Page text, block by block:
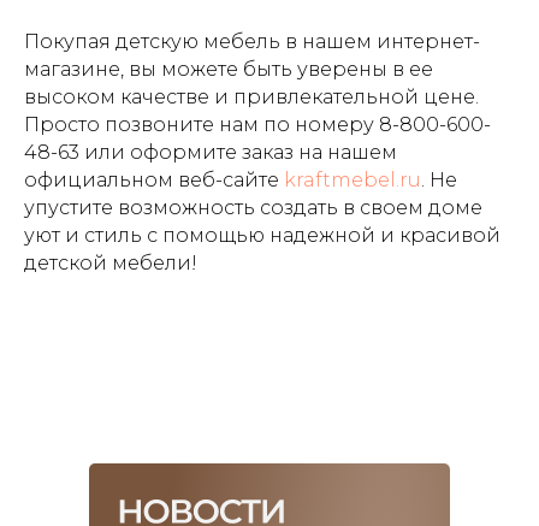
Покупая детскую мебель в нашем интернет-
магазине, вы можете быть уверены в ее
высоком качестве и привлекательной цене.
Просто позвоните нам по номеру 8-800-600-
48-63 или оформите заказ на нашем
официальном веб-сайте kraftmebel.ru. Не
упустите возможность создать в своем доме
уют и стиль с помощью надежной и красивой
детской мебели!